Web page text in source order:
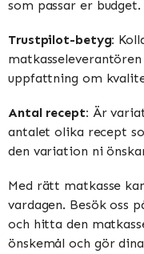
som passar er budget.
Trustpilot-betyg:
uppfattning om
Antal recept: Är
antalet olika recept
den variation ni
Med rätt matkasse
vardagen. Besök oss
och hitta den
önskemål och gör